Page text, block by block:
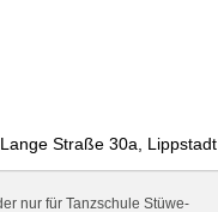
Straße 30a, Lippstadt
nur für Tanzschule Stüwe-